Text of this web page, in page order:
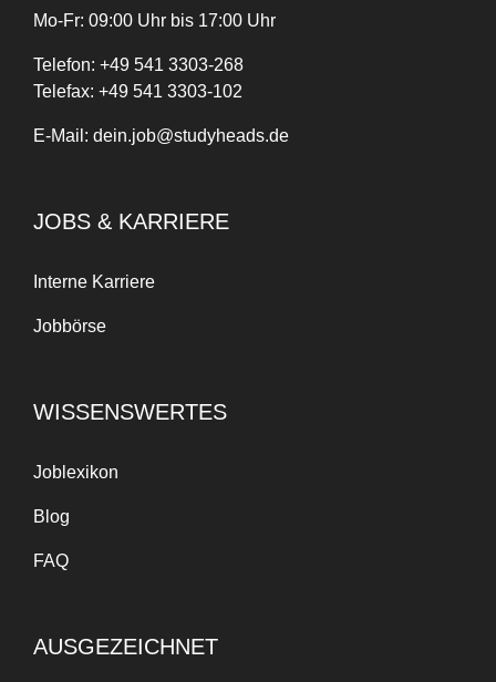
Mo-Fr: 09:00 Uhr bis 17:00 Uhr
Telefon: +49 541 3303-268
Telefax: +49 541 3303-102
E-Mail: dein.job@studyheads.de
JOBS & KARRIERE
Interne Karriere
Jobbörse
WISSENSWERTES
Joblexikon
Blog
FAQ
AUSGEZEICHNET